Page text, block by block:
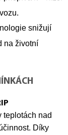
snižují
na životní
teplotách nad
Díky